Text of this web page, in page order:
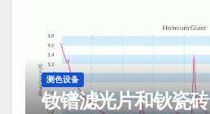
测色设备
钕镨滤光片和钬瓷砖